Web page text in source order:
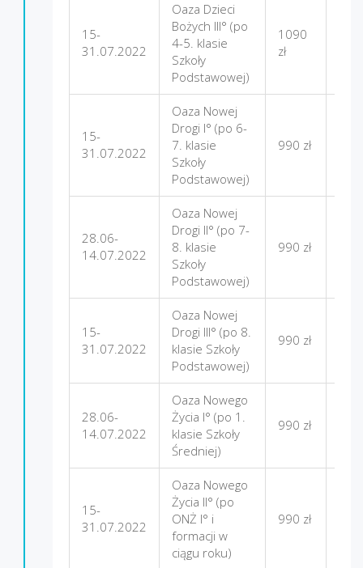
15-
31.07.2022
Oaza Dzieci
Bożych III° (po
4-5. klasie
Szkoły
Podstawowej)
1090
zł
15-
31.07.2022
Oaza Nowej
Drogi I° (po 6-
7. klasie
Szkoły
Podstawowej)
990 zł
28.06-
14.07.2022
Oaza Nowej
Drogi II° (po 7-
8. klasie
Szkoły
Podstawowej)
990 zł
15-
31.07.2022
Oaza Nowej
Drogi III° (po 8.
klasie Szkoły
Podstawowej)
990 zł
28.06-
14.07.2022
Oaza Nowego
Życia I° (po 1.
klasie Szkoły
Średniej)
990 zł
15-
31.07.2022
Oaza Nowego
Życia II° (po
ONŻ I° i
formacji w
ciągu roku)
990 zł